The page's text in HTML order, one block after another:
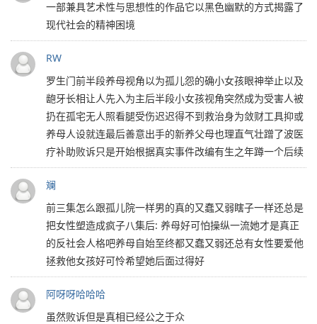
一部兼具艺术性与思想性的作品它以黑色幽默的方式揭露了
现代社会的精神困境
RW
罗生门前半段养母视角以为孤儿怨的确小女孩眼神举止以及
龅牙长相让人先入为主后半段小女孩视角突然成为受害人被
扔在孤宅无人照看腿受伤迟迟得不到救治身为敛财工具抑或
养母人设就连最后善意出手的新养父母也理直气壮蹭了波医
疗补助败诉只是开始根据真实事件改编有生之年蹲一个后续
斓
前三集怎么跟孤儿院一样男的真的又蠢又弱瞎子一样还总是
把女性塑造成疯子八集后: 养母好可怕操纵一流她才是真正
的反社会人格吧养母自始至终都又蠢又弱还总有女性要爱他
拯救他女孩好可怜希望她后面过得好
阿呀呀哈哈哈
虽然败诉但是真相已经公之于众